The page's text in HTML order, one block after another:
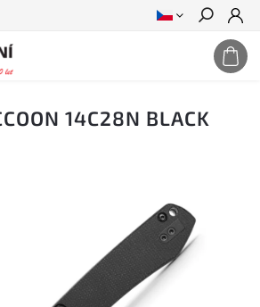
Hledat
14C28N BLACK